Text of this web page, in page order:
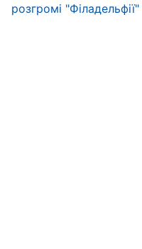
розгромі "Філадельфії"